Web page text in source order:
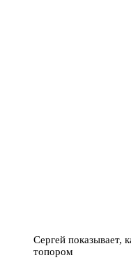
Сергей показывает,
топором